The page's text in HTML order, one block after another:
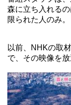
森に立ち入れる
限られた人のみ。
以前、NHKの取
で、その映像を放